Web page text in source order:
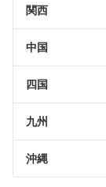
関西
中国
四国
九州
沖縄